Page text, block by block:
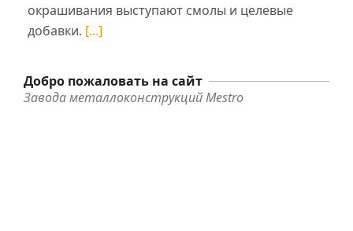
окрашивания выступают смолы и целевые
добавки. [...]
Добро пожаловать на сайт
Завода металлоконструкций Mestro